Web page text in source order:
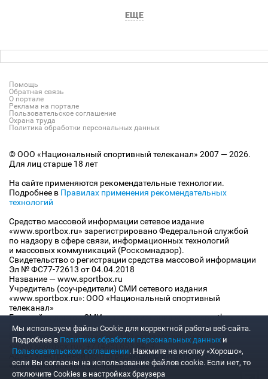
ЕЩЕ
Помощь
Обратная связь
О портале
Реклама на портале
Пользовательское соглашение
Охрана труда
Политика обработки персональных данных
© ООО «Национальный спортивный телеканал» 2007 — 2026.
Для лиц старше 18 лет
На сайте применяются рекомендательные технологии.
Подробнее в Правилах применения рекомендательных
технологий
Средство массовой информации сетевое издание
«www.sportbox.ru» зарегистрировано Федеральной службой
по надзору в сфере связи, информационных технологий
и массовых коммуникаций (Роскомнадзор).
Свидетельство о регистрации средства массовой информации
Эл № ФС77-72613 от 04.04.2018
Название — www.sportbox.ru
Учредитель (соучредители) СМИ сетевого издания
«www.sportbox.ru»: ООО «Национальный спортивный
телеканал»
Главный редактор СМИ сетевого издания «www.sportbox.ru»:
Конов В.А.
Номер телефона редакции СМИ сетевого издания
«www.sportbox.ru»: +7 (495) 653 8419
Адрес электронной почты редакции СМИ сетевого издания
«www.sportbox.ru»: editor@sportbox.ru
Мы используем файлы Сookie для корректной работы веб-сайта.
Подробнее в Политике обработки персональных данных и
Пользовательском соглашении. Нажмите на кнопку «Хорошо»,
если Вы согласны на использование файлов cookie. Если нет, то
отключите Cookies в настройках браузера